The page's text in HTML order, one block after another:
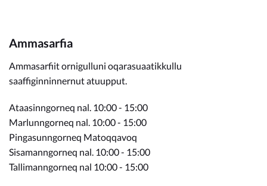
Ammasarfia
Ammasarfiit ornigulluni oqarasuaatikkullu
saaffiginninnernut atuupput.
Ataasinngorneq nal. 10:00 - 15:00
Marlunngorneq nal. 10:00 - 15:00
Pingasunngorneq Matoqqavoq
Sisamanngorneq nal. 10:00 - 15:00
Tallimanngorneq nal 10:00 - 15:00